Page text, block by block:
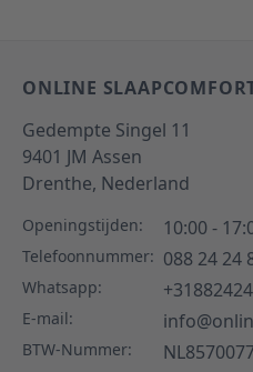
ONLINE
Gedempte Singel 11
9401 JM Assen
Drenthe, Nederland
Openingstijden: 10:00 -
Telefoonnummer: 088 24 24
Whatsapp:
E-mail:
BTW-Nummer: